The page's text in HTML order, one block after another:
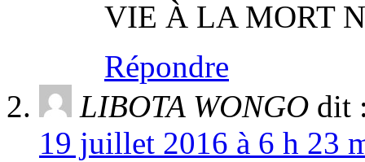
VIE À LA MORT
Répondre
LIBOTA WONGO dit
19 juillet 2016 à 6 h 23